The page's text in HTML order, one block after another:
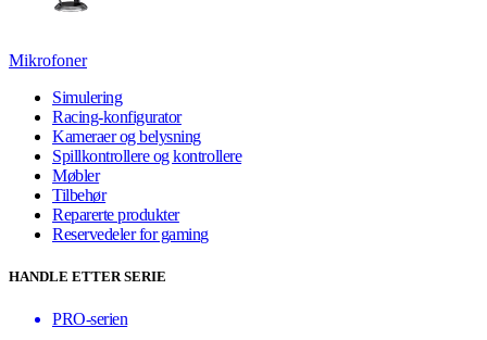
Mikrofoner
Simulering
Racing-konfigurator
Kameraer og belysning
Spillkontrollere og kontrollere
Møbler
Tilbehør
Reparerte produkter
Reservedeler for gaming
HANDLE ETTER SERIE
PRO-serien